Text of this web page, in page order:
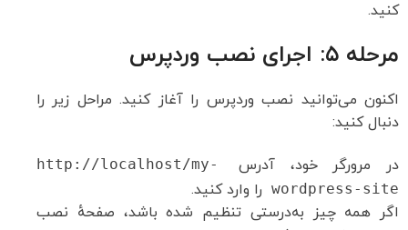
کنید.
مرحله ۵: اجرای نصب وردپرس
اکنون می‌توانید نصب وردپرس را آغاز کنید. مراحل زیر را
دنبال کنید:
در مرورگر خود، آدرس
http://localhost/my-
wordpress-site را وارد کنید.
اگر همه چیز به‌درستی تنظیم شده باشد، صفحهٔ نصب